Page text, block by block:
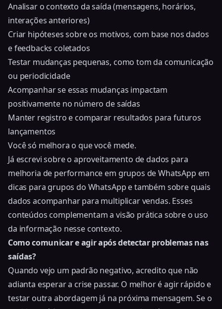
Analisar o contexto da saída (mensagens, horários,
interações anteriores)
Criar hipóteses sobre os motivos, com base nos dados
e feedbacks coletados
Testar mudanças pequenas, como tom da comunicação
ou periodicidade
Acompanhar se essas mudanças impactam
positivamente no número de saídas
Manter registro e comparar resultados para futuros
lançamentos
Você só melhora o que você mede.
Já escrevi sobre o aproveitamento de dados para
melhoria de performance em grupos de WhatsApp em
dicas para grupos do WhatsApp e também sobre quais
dados acompanhar para multiplicar vendas. Esses
conteúdos complementam a visão prática sobre o uso
da informação nesse contexto.
Como comunicar e agir após detectar problemas nas
saídas?
Quando vejo um padrão negativo, acredito que não
adianta esperar a crise passar. O melhor é agir rápido e
testar outra abordagem já na próxima mensagem. Se o